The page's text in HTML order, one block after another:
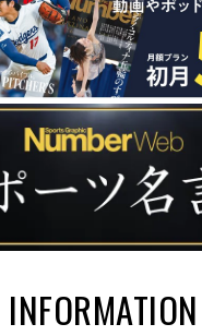
INFORMATION